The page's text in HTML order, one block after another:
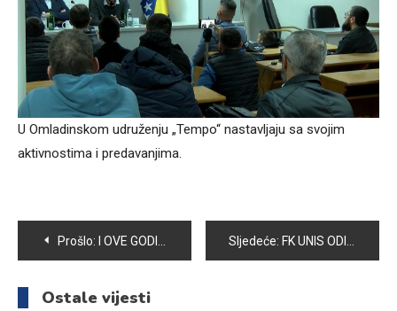
U Omladinskom udruženju „Tempo“ nastavljaju sa svojim
aktivnostima i predavanjima.
Navigacija
članaka
Prošlo: I OVE GODINE „RAMAZANSKI KANDILJI“ ULJEPŠALI DOČEK RAMAZANA U VOGOŠĆI Sljedeće: FK UNIS ODIGRAO POSLJEDNJU PRIJATELJSKU UTAKMICU PROTIV NK STUP
Ostale vijesti